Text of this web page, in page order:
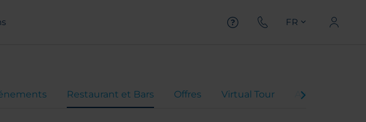
FR
Restaurant et Bars Offres Virtual Tour Avis client